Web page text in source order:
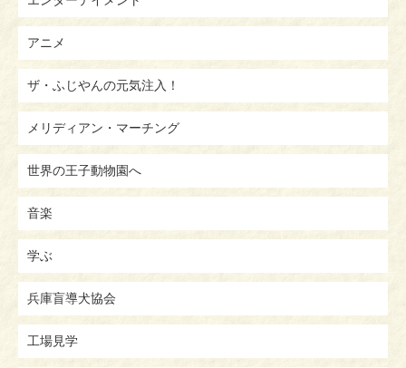
アニメ
ザ・ふじやんの元気注入！
メリディアン・マーチング
世界の王子動物園へ
音楽
学ぶ
兵庫盲導犬協会
工場見学